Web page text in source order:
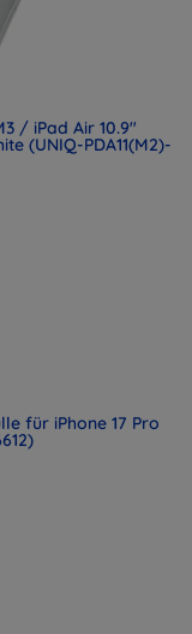
/ iPad Air 10.9"
(UNIQ-PDA11(M2)-
für iPhone 17 Pro